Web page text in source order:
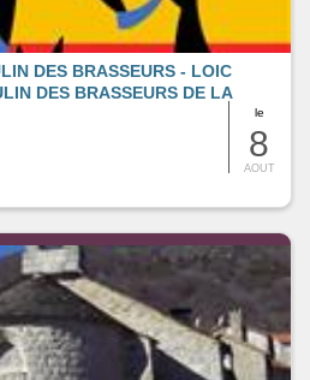
le
8
AOUT
DES BRASSEURS - LOIC
DES BRASSEURS DE LA